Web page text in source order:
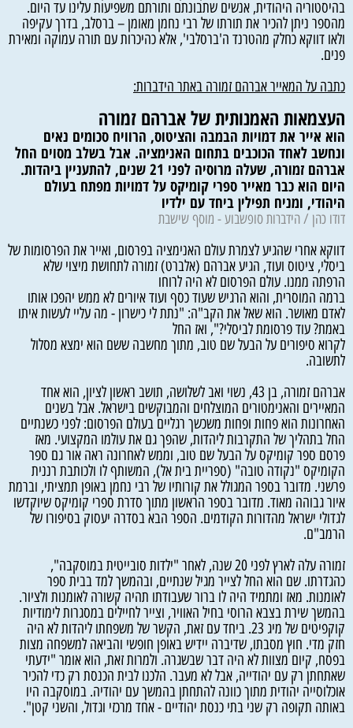
בהיסטוריה היהודית, אנשים שתבונתם ותורתם משפיעות עלינו עד היום.
מהספר ניתן להכיר את תורתו של רבי נחמן מאומן – ברסלב, בדרך עקיפה
ולאו דווקא כחלק מהטרנד ה'ברסלבי', אלא כהיכרות עם תורה עמוקה ומאירת
פנים.
כתבה על המאייר אברהם זמורה באתר הידברות:
העצמאות האמנותית של אברהם זמורה
הוא אייר את דמויות הבמבה והציטוס, הרוויח סכומים נאים
ונחשב לאחד הכוכבים בתחום האנימציה. אבל בשלב מסוים החל
אברהם זמורה, שעלה מרוסיה לפני 21 שנים, להתעניין ביהדות.
היום הוא כבר מאייר ספרי קומיקס על דמויות מפתח בעולם
היהודי, ומניח תפילין ביחד עם ילדיו
דודו כהן / הידברות סופשבוע - מוסף שישבת
דווקא אחרי שהגיע לצמרת עולם האנימציה בפרסום, ואייר את הפרסומות של
ביסלי, ציטוס ועוד, הגיע אברהם (אלברט) זמורה לתחושת מיצוי שלא
הרפתה ממנו. עולם הפרסום לא היה לרוחו
ברמה המוסרית, והוא הרגיש שעוד כסף ועוד איורים לא ממש יהפכו אותו
לאדם מאושר. הוא שאל את הקב"ה: "נתת לי כישרון - מה עליי לעשות איתו
באמת? עוד פרסומת לביסלי?", ואז החל
לקרוא סיפורים על הבעל שם טוב, מתוך מחשבה ששם הוא ימצא מסלול
לתשובה.
אברהם זמורה, בן 43, נשוי ואב לשלושה, תושב ראשון לציון, הוא אחד
המאיירים והאנימטורים המוצלחים והמבוקשים בישראל. אבל בשנים
האחרונות הוא פחות ופחות משכשך רגליים בעולם הפרסום: לפני כשנתיים
החל בתהליך של התקרבות ליהדות, שהפך גם את עולמו המקצועי. מאז
פרסם ספר קומיקס על הבעל שם טוב, וממש לאחרונה ראה אור גם ספר
הקומיקס "נקודה טובה" (ספריית בית אל), המשותף לו ולכותבת רננית
פרשני. מדובר בספר המגולל את קורותיו של רבי נחמן באופן תמציתי, וברמת
איור גבוהה מאוד. מדובר בספר הראשון מתוך סדרת ספרי קומיקס שיוקדשו
לגדולי ישראל מהדורות הקודמים. הספר הבא בסדרה יעסוק בסיפורו של
הרמב"ם.
זמורה עלה לארץ לפני 20 שנה, לאחר "ילדות סובייטית במוסקבה",
כהגדרתו. שם הוא החל לצייר מגיל שנתיים, ובהמשך למד בבית ספר
לאומנות. מאז ומתמיד היה לו ברור שעבודתו תהיה קשורה לאומנות ולציור.
בהמשך שירת בצבא הרוסי בחיל האוויר, וצייר לחיילים במסגרות לימודיות
קוקפיטים של מיג 23. ביחד עם זאת, הקשר של משפחתו ליהדות לא היה
חזק מדי. חוץ מסבתו, שדיברה יידיש באופן חופשי והביאה למשפחה מצות
בפסח, קיום מצוות לא היה דבר שבשגרה. ולמרות זאת, הוא אומר "ידעתי
שאתחתן רק עם יהודייה, אבל לא מעבר. הלכנו לבית הכנסת רק כדי להכיר
אוכלוסייה יהודית מתוך כוונה להתחתן בהמשך עם יהודיה. במוסקבה היו
באותה תקופה רק שני בתי כנסת יהודיים - אחד מרכזי וגדול, והשני קטן".